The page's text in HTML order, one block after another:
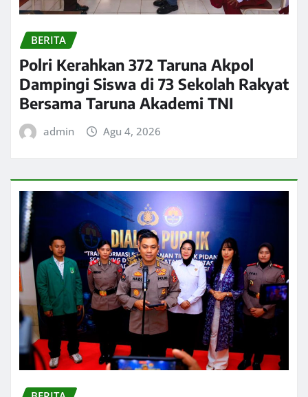
BERITA
Polri Kerahkan 372 Taruna Akpol
Dampingi Siswa di 73 Sekolah Rakyat
Bersama Taruna Akademi TNI
admin Agu 4, 2026